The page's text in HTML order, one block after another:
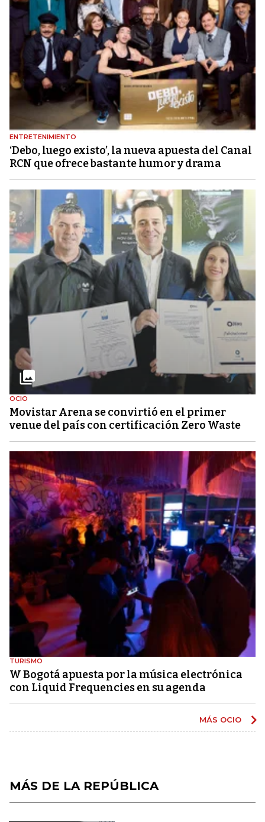
ENTRETENIMIENTO
‘Debo, luego existo’, la nueva apuesta del Canal
RCN que ofrece bastante humor y drama
OCIO
Movistar Arena se convirtió en el primer
venue del país con certificación Zero Waste
TURISMO
W Bogotá apuesta por la música electrónica
con Liquid Frequencies en su agenda
MÁS OCIO
MÁS DE LA REPÚBLICA